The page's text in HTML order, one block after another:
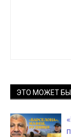
ЭТО МОЖЕТ